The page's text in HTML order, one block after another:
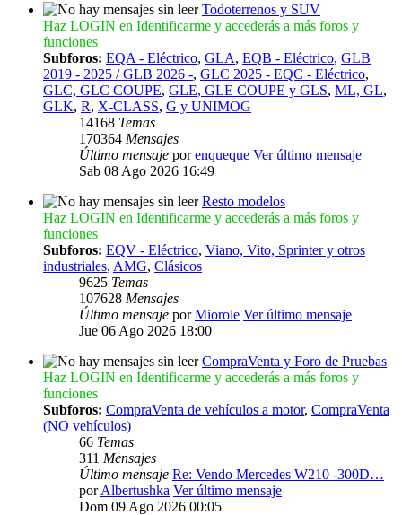
Todoterrenos y SUV
Haz LOGIN en Identificarme y accederás a más foros y
funciones
Subforos: EQA - Eléctrico, GLA, EQB - Eléctrico, GLB
2019 - 2025 / GLB 2026 -, GLC 2025 - EQC - Eléctrico,
GLC, GLC COUPE, GLE, GLE COUPE y GLS, ML, GL,
GLK, R, X-CLASS, G y UNIMOG
14168 Temas
170364 Mensajes
Último mensaje porenqueque Ver último mensaje
Sab 08 Ago 2026 16:49
Resto modelos
Haz LOGIN en Identificarme y accederás a más foros y
funciones
Subforos: EQV - Eléctrico, Viano, Vito, Sprinter y otros
industriales, AMG, Clásicos
9625 Temas
107628 Mensajes
Último mensaje porMiorole Ver último mensaje
Jue 06 Ago 2026 18:00
CompraVenta y Foro de Pruebas
Haz LOGIN en Identificarme y accederás a más foros y
funciones
Subforos: CompraVenta de vehículos a motor, CompraVenta
(NO vehículos)
66 Temas
311 Mensajes
Último mensaje Re: Vendo Mercedes W210 -300D…
porAlbertushka Ver último mensaje
Dom 09 Ago 2026 00:05